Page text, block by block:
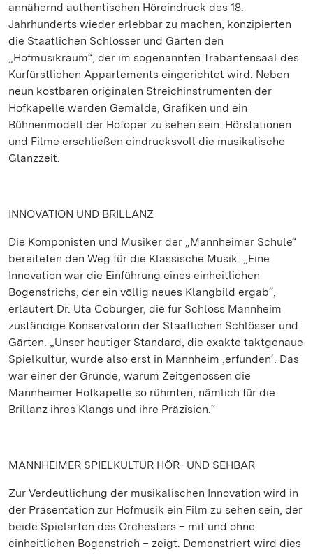
annähernd authentischen Höreindruck des 18.
Jahrhunderts wieder erlebbar zu machen, konzipierten
die Staatlichen Schlösser und Gärten den
„Hofmusikraum“, der im sogenannten Trabantensaal des
Kurfürstlichen Appartements eingerichtet wird. Neben
neun kostbaren originalen Streichinstrumenten der
Hofkapelle werden Gemälde, Grafiken und ein
Bühnenmodell der Hofoper zu sehen sein. Hörstationen
und Filme erschließen eindrucksvoll die musikalische
Glanzzeit.
INNOVATION UND BRILLANZ
Die Komponisten und Musiker der „Mannheimer Schule“
bereiteten den Weg für die Klassische Musik. „Eine
Innovation war die Einführung eines einheitlichen
Bogenstrichs, der ein völlig neues Klangbild ergab“,
erläutert Dr. Uta Coburger, die für Schloss Mannheim
zuständige Konservatorin der Staatlichen Schlösser und
Gärten. „Unser heutiger Standard, die exakte taktgenaue
Spielkultur, wurde also erst in Mannheim ‚erfunden‘. Das
war einer der Gründe, warum Zeitgenossen die
Mannheimer Hofkapelle so rühmten, nämlich für die
Brillanz ihres Klangs und ihre Präzision.“
MANNHEIMER SPIELKULTUR HÖR- UND SEHBAR
Zur Verdeutlichung der musikalischen Innovation wird in
der Präsentation zur Hofmusik ein Film zu sehen sein, der
beide Spielarten des Orchesters – mit und ohne
einheitlichen Bogenstrich – zeigt. Demonstriert wird dies